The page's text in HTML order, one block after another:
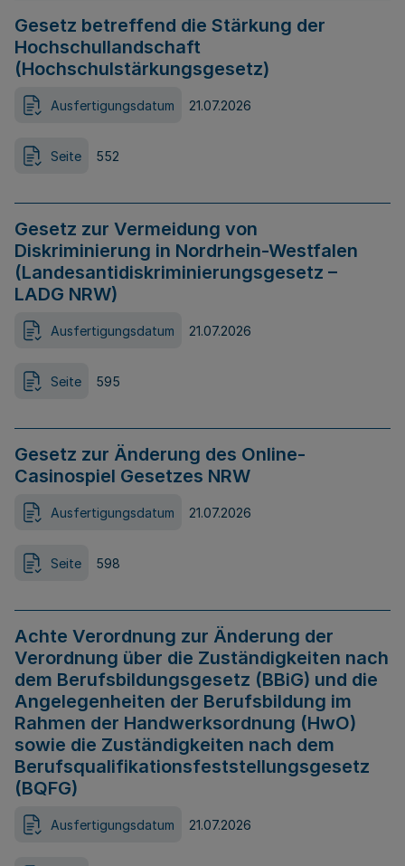
Gesetz betreffend die Stärkung der
Hochschullandschaft
(Hochschulstärkungsgesetz)
Ausfertigungsdatum 21.07.2026
Seite 552
Gesetz zur Vermeidung von
Diskriminierung in Nordrhein-Westfalen
(Landesantidiskriminierungsgesetz –
LADG NRW)
Ausfertigungsdatum 21.07.2026
Seite 595
Gesetz zur Änderung des Online-
Casinospiel Gesetzes NRW
Ausfertigungsdatum 21.07.2026
Seite 598
Achte Verordnung zur Änderung der
Verordnung über die Zuständigkeiten nach
dem Berufsbildungsgesetz (BBiG) und die
Angelegenheiten der Berufsbildung im
Rahmen der Handwerksordnung (HwO)
sowie die Zuständigkeiten nach dem
Berufsqualifikationsfeststellungsgesetz
(BQFG)
Ausfertigungsdatum 21.07.2026